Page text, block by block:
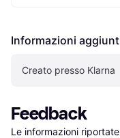
Informazioni
Creato presso Klarna
Feedback
Le informazioni